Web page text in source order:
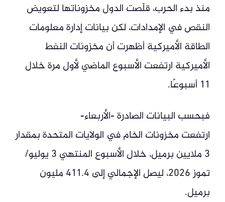
منذ بدء الحرب، قلّصت الدول مخزوناتها لتعويض
النقص في الإمدادات، لكن بيانات إدارة معلومات
الطاقة الأميركية أظهرت أن مخزونات النفط
الأميركية ارتفعت الأسبوع الماضي لأول مرة خلال
11 أسبوعًا.
فبحسب البيانات الصادرة -الأربعاء-
ارتفعت مخزونات الخام في الولايات المتحدة بمقدار
3 ملايين برميل، خلال الأسبوع المنتهي 3 يوليو/
تموز 2026، ليصل الإجمالي إلى 411.4 مليون
برميل.